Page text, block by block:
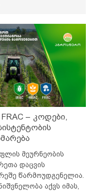
FRAC – კოდები,
მეურნეობის
დაცვის
წარმოუდგენელია.
აქვს იმას,